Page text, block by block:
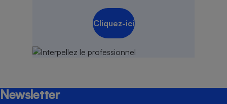
Cliquez-ici
Newsletter